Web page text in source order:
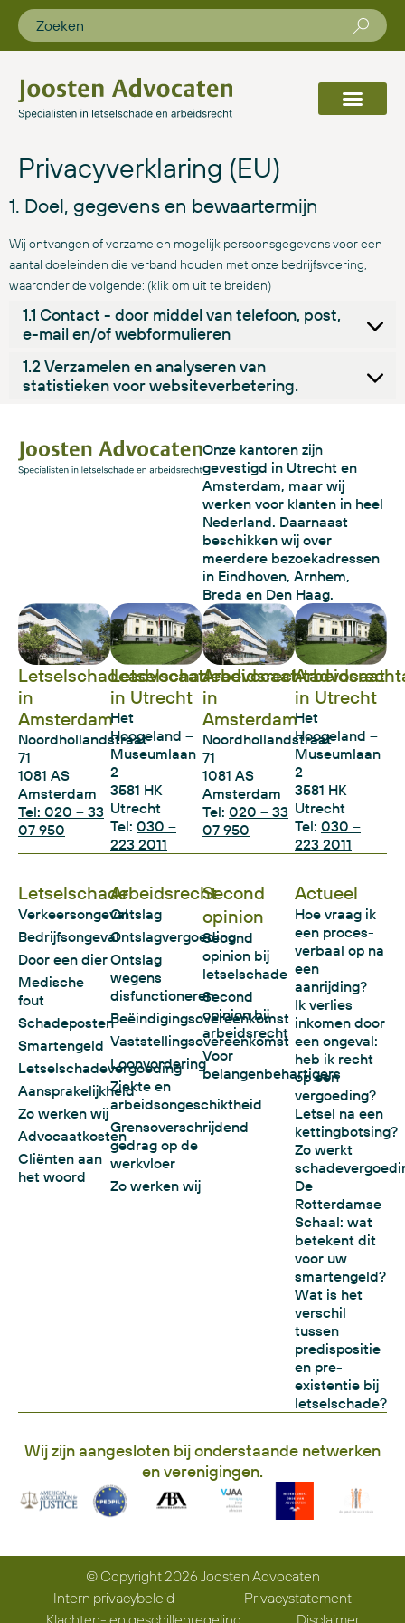
Privacyverklaring (EU)
1. Doel, gegevens en bewaartermijn
Wij ontvangen of verzamelen mogelijk persoonsgegevens voor een
aantal doeleinden die verband houden met onze bedrijfsvoering,
waaronder de volgende: (klik om uit te breiden)
1.1 Contact - door middel van telefoon, post,
e-mail en/of webformulieren
1.2 Verzamelen en analyseren van
statistieken voor websiteverbetering.
Onze kantoren zijn
gevestigd in Utrecht en
Amsterdam, maar wij
werken voor klanten in heel
Nederland. Daarnaast
beschikken wij over
meerdere bezoekadressen
in Eindhoven, Arnhem,
Breda en Den Haag.
Letselschadeadvocaat
in
Amsterdam
Noordhollandstraat
71
1081 AS
Amsterdam
Tel: 020 – 33
07 950
Letselschadeadvocaat
in Utrecht
Het
Hoogeland –
Museumlaan
2
3581 HK
Utrecht
Tel: 030 –
223 2011
Arbeidsrechtadvocaat
in
Amsterdam
Noordhollandstraat
71
1081 AS
Amsterdam
Tel: 020 – 33
07 950
in Utrecht
Het
Hoogeland –
Museumlaan
2
3581 HK
Utrecht
Tel: 030 –
223 2011
Letselschade
Verkeersongeval
Bedrijfsongeval
Door een dier
Medische
fout
Schadeposten
Smartengeld
Letselschadevergoeding
Aansprakelijkheid
Zo werken wij
Advocaatkosten
Cliënten aan
het woord
Arbeidsrecht
Ontslag
Ontslagvergoeding
Ontslag
wegens
disfunctioneren
Beëindigingsovereenkomst
Vaststellingsovereenkomst
Loonvordering
Ziekte en
arbeidsongeschiktheid
Grensoverschrijdend
gedrag op de
werkvloer
Zo werken wij
Second
opinion
Second
opinion bij
letselschade
Second
opinion bij
arbeidsrecht
Voor
belangenbehartigers
Actueel
Hoe vraag ik
een proces-
verbaal op na
een
aanrijding?
Ik verlies
inkomen door
een ongeval:
heb ik recht
op een
vergoeding?
Letsel na een
kettingbotsing?
Zo werkt
De
Rotterdamse
Schaal: wat
betekent dit
voor uw
smartengeld?
Wat is het
verschil
tussen
predispositie
en pre-
existentie bij
letselschade?
Wij zijn aangesloten bij onderstaande netwerken
en verenigingen.
© Copyright 2026 Joosten Advocaten
Intern privacybeleid
Privacystatement
Klachten- en geschillenregeling
Disclaimer